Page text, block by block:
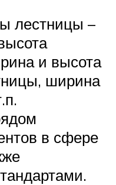
лестницы –
и высота
ширина
в сфере